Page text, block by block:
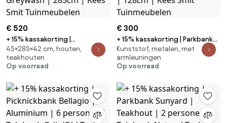
€ 520
+ 15% kassakorting |
Picknickbank ROUGH | Teakhout
| 3 personen | Tuinbank Old Teak
Greywash | 285cm | Kees Smit
45×285×42 cm, houten,
teakhouten
Op voorraad
€ 300
+ 15% kassakorting | Parkbank
Bellagio | Aluminium/Polywood |
2 personen | Tuinbank Grijs |
128cm | Kees Smit Tuinmeubelen
Kunststof, metalen, met
armleuningen
Op voorraad